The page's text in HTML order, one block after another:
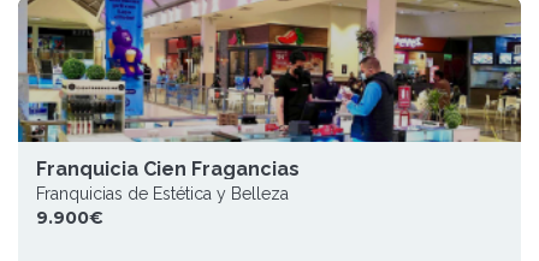
Franquicia Cien Fragancias
Franquicias de Estética y Belleza
9.900€